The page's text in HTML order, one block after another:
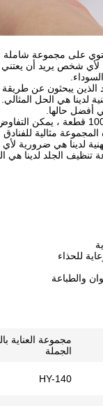
على مجموعة
شخص يريد أن يعتني
الذين يبحثون عن
أفضل حالها.
بالنسبة للطلبات الأكبر من
مثالية
لدينا هي ضرورية
الجلد لدينا هي
للحذاء
والطباعة
مجموعة العناية
الجملة
HY-140